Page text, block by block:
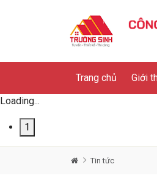
Trang chủ Giới
Loading...
1
Tin tức